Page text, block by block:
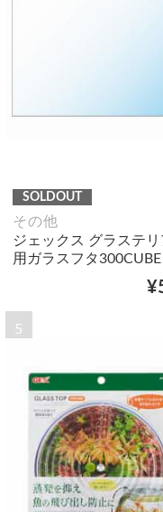
SOLDOUT
その他
ジェックス グラステリ
用ガラスフタ300CUBE
5